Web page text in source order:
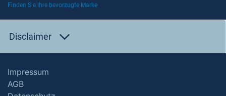
Finden Sie Ihre bevorzugte Marke
Disclaimer
Impressum
AGB